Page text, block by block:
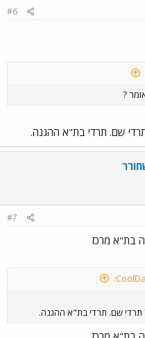
#6
?
שם. תרדי בת"א ההגנה.
#7
בת"א מרכז
תרדי שם. תרדי בת"א ההגנה.